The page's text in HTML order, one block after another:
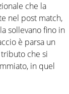
che la
nel post match,
sollevano fino in
è parsa un
che si
in quel